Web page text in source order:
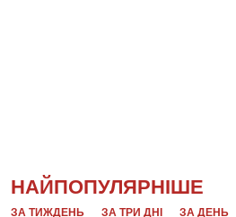
НАЙПОПУЛЯРНІШЕ
ЗА ТИЖДЕНЬ ЗА ТРИ ДНІ ЗА ДЕНЬ